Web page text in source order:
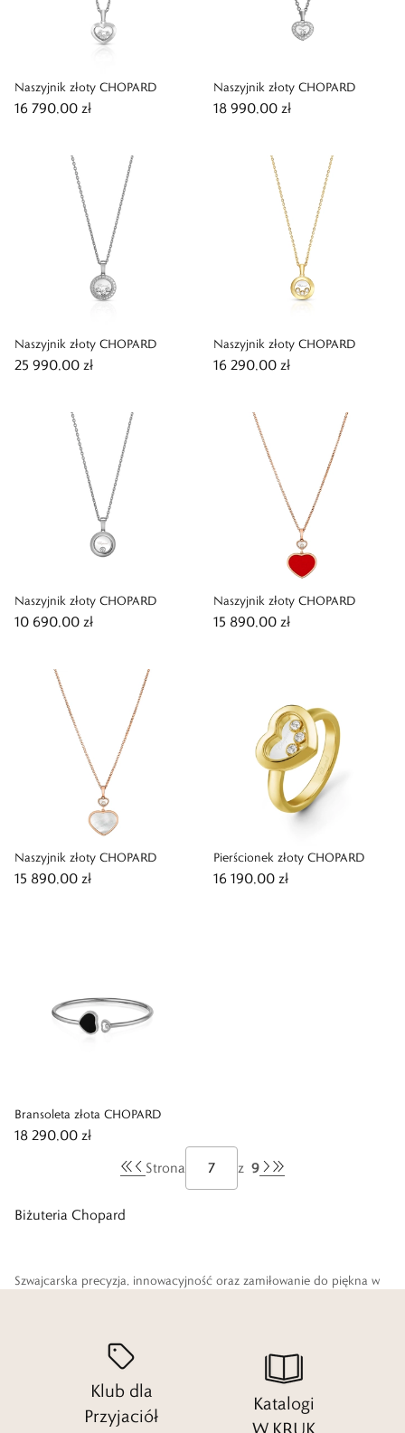
Naszyjnik złoty CHOPARD
16 790,00 zł
Naszyjnik złoty CHOPARD
18 990,00 zł
Naszyjnik złoty CHOPARD
25 990,00 zł
Naszyjnik złoty CHOPARD
16 290,00 zł
Naszyjnik złoty CHOPARD
10 690,00 zł
Naszyjnik złoty CHOPARD
15 890,00 zł
Naszyjnik złoty CHOPARD
15 890,00 zł
Pierścionek złoty CHOPARD
16 190,00 zł
Bransoleta złota CHOPARD
18 290,00 zł
Strona
z 9
Biżuteria Chopard
Szwajcarska precyzja, innowacyjność oraz zamiłowanie do piękna w
Tworzona z pasją i niezwykłym kunsztem biżuteria zachwyca
wyjątkowym wzornictwem i jakością wykonania.
Klub dla
Przyjaciół
Katalogi
W.KRUK